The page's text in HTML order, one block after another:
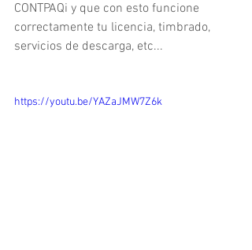
CONTPAQi y que con esto funcione
correctamente tu licencia, timbrado,
servicios de descarga, etc...
https://youtu.be/YAZaJMW7Z6k